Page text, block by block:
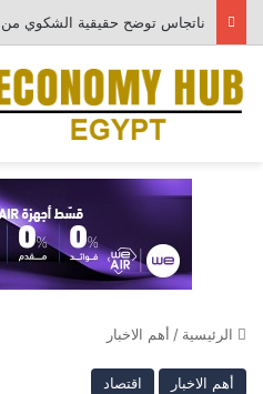
ناتجاس توضح حقيقية الشكوي من
الرئيسية / أهم الاخبار
أهم الاخبار اقتصاد